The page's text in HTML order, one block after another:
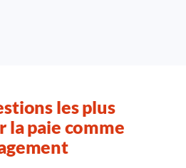
les plus
la paie comme